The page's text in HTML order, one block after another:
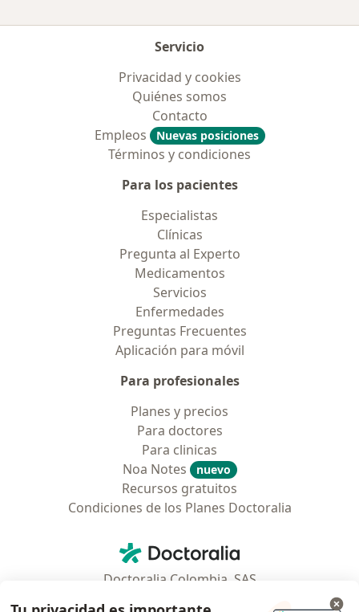
Servicio
Privacidad y cookies
Quiénes somos
Contacto
Empleos
Nuevas posiciones
Términos y condiciones
Para los pacientes
Especialistas
Clínicas
Pregunta al Experto
Medicamentos
Servicios
Enfermedades
Preguntas Frecuentes
Aplicación para móvil
Para profesionales
Planes y precios
Para doctores
Para clinicas
Noa Notes
nuevo
Recursos gratuitos
Condiciones de los Planes Doctoralia
Doctoralia - Página de inicio
Doctoralia Colombia, SAS